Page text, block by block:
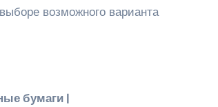
возможного варианта